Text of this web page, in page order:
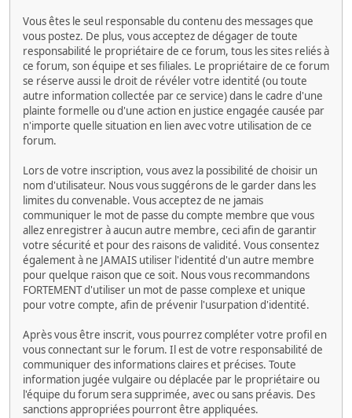
Vous êtes le seul responsable du contenu des messages que
vous postez. De plus, vous acceptez de dégager de toute
responsabilité le propriétaire de ce forum, tous les sites reliés à
ce forum, son équipe et ses filiales. Le propriétaire de ce forum
se réserve aussi le droit de révéler votre identité (ou toute
autre information collectée par ce service) dans le cadre d'une
plainte formelle ou d'une action en justice engagée causée par
n'importe quelle situation en lien avec votre utilisation de ce
forum.
Lors de votre inscription, vous avez la possibilité de choisir un
nom d'utilisateur. Nous vous suggérons de le garder dans les
limites du convenable. Vous acceptez de ne jamais
communiquer le mot de passe du compte membre que vous
allez enregistrer à aucun autre membre, ceci afin de garantir
votre sécurité et pour des raisons de validité. Vous consentez
également à ne JAMAIS utiliser l'identité d'un autre membre
pour quelque raison que ce soit. Nous vous recommandons
FORTEMENT d'utiliser un mot de passe complexe et unique
pour votre compte, afin de prévenir l'usurpation d'identité.
Après vous être inscrit, vous pourrez compléter votre profil en
vous connectant sur le forum. Il est de votre responsabilité de
communiquer des informations claires et précises. Toute
information jugée vulgaire ou déplacée par le propriétaire ou
l'équipe du forum sera supprimée, avec ou sans préavis. Des
sanctions appropriées pourront être appliquées.